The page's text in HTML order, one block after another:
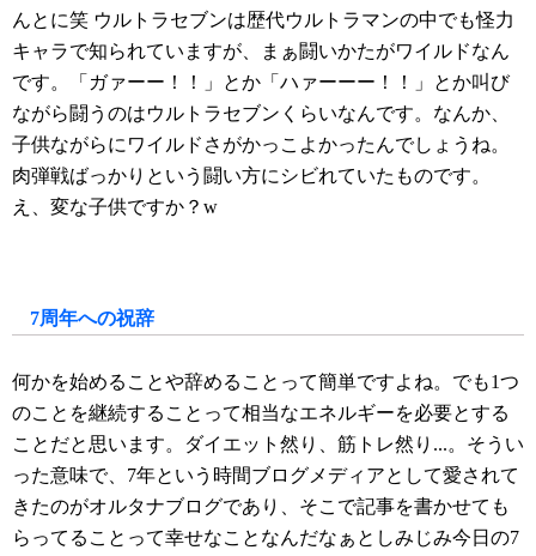
んとに笑 ウルトラセブンは歴代ウルトラマンの中でも怪力
キャラで知られていますが、まぁ闘いかたがワイルドなん
です。「ガァーー！！」とか「ハァーーー！！」とか叫び
ながら闘うのはウルトラセブンくらいなんです。なんか、
子供ながらにワイルドさがかっこよかったんでしょうね。
肉弾戦ばっかりという闘い方にシビれていたものです。
え、変な子供ですか？w
7周年への祝辞
何かを始めることや辞めることって簡単ですよね。でも1つ
のことを継続することって相当なエネルギーを必要とする
ことだと思います。ダイエット然り、筋トレ然り...。そうい
った意味で、7年という時間ブログメディアとして愛されて
きたのがオルタナブログであり、そこで記事を書かせても
らってることって幸せなことなんだなぁとしみじみ今日の7